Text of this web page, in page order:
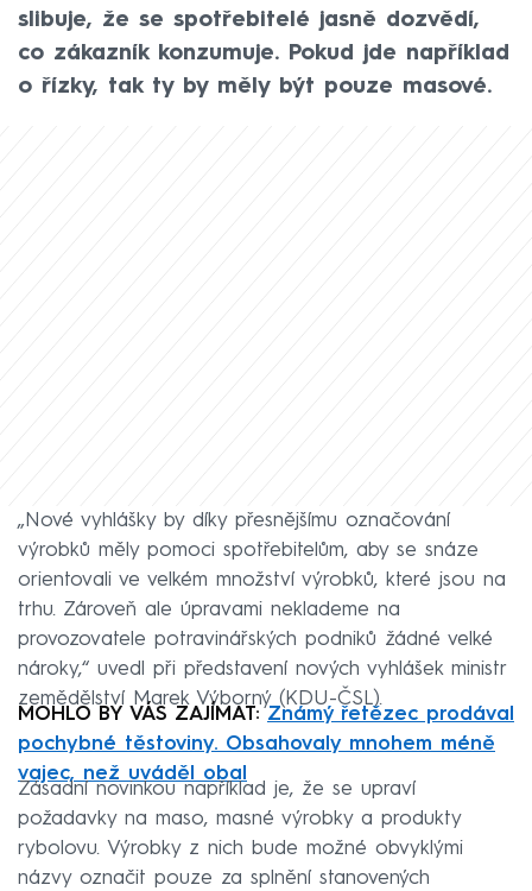
slibuje, že se spotřebitelé jasně dozvědí,
co zákazník konzumuje. Pokud jde například
o řízky, tak ty by měly být pouze masové.
„Nové vyhlášky by díky přesnějšímu označování
výrobků měly pomoci spotřebitelům, aby se snáze
orientovali ve velkém množství výrobků, které jsou na
trhu. Zároveň ale úpravami neklademe na
provozovatele potravinářských podniků žádné velké
nároky,“ uvedl při představení nových vyhlášek ministr
zemědělství Marek Výborný (KDU-ČSL).
MOHLO BY VÁS ZAJÍMAT:Známý řetězec prodával
pochybné těstoviny. Obsahovaly mnohem méně
vajec, než uváděl obal
Zásadní novinkou například je, že se upraví
požadavky na maso, masné výrobky a produkty
rybolovu. Výrobky z nich bude možné obvyklými
názvy označit pouze za splnění stanovených